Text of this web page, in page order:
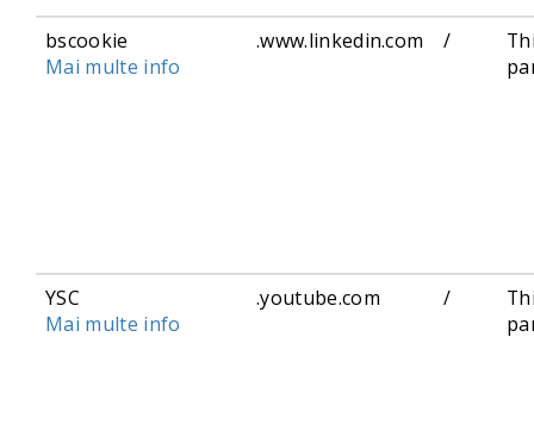
bscookie
Mai multe info
.www.linkedin.com /
YSC
Mai multe info
.youtube.com /